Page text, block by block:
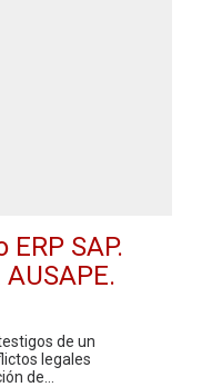
SAP.
de un
legales
de…